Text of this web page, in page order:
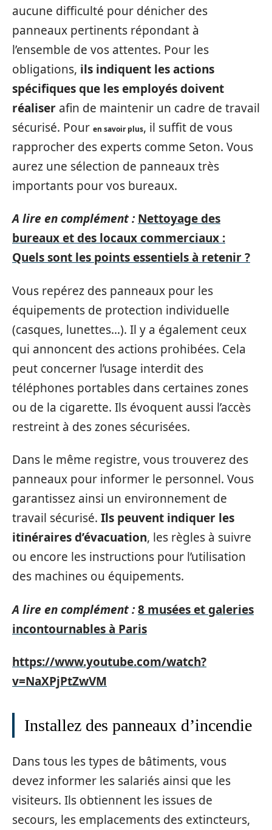
aucune difficulté pour dénicher des
panneaux pertinents répondant à
l’ensemble de vos attentes. Pour les
obligations, ils indiquent les actions
spécifiques que les employés doivent
réaliser afin de maintenir un cadre de travail
sécurisé. Pour en savoir plus, il suffit de vous
rapprocher des experts comme Seton. Vous
aurez une sélection de panneaux très
importants pour vos bureaux.
A lire en complément : Nettoyage des
bureaux et des locaux commerciaux :
Quels sont les points essentiels à retenir ?
Vous repérez des panneaux pour les
équipements de protection individuelle
(casques, lunettes…). Il y a également ceux
qui annoncent des actions prohibées. Cela
peut concerner l’usage interdit des
téléphones portables dans certaines zones
ou de la cigarette. Ils évoquent aussi l’accès
restreint à des zones sécurisées.
Dans le même registre, vous trouverez des
panneaux pour informer le personnel. Vous
garantissez ainsi un environnement de
travail sécurisé. Ils peuvent indiquer les
itinéraires d’évacuation, les règles à suivre
ou encore les instructions pour l’utilisation
des machines ou équipements.
A lire en complément :8 musées et galeries
incontournables à Paris
https://www.youtube.com/watch?
v=NaXPjPtZwVM
Installez des panneaux d’incendie
Dans tous les types de bâtiments, vous
devez informer les salariés ainsi que les
visiteurs. Ils obtiennent les issues de
secours, les emplacements des extincteurs,